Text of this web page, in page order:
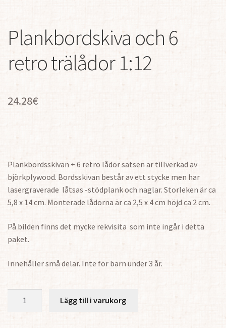
Plankbordskiva och 6
retro trälådor 1:12
24.28€
Plankbordsskivan + 6 retro lådor satsen är tillverkad av
björkplywood. Bordsskivan består av ett stycke men har
lasergraverade låtsas -stödplank och naglar. Storleken är ca
5,8 x 14 cm. Monterade lådorna är ca 2,5 x 4 cm höjd ca 2 cm.
På bilden finns det mycke rekvisita som inte ingår i detta
paket.
Innehåller små delar. Inte för barn under 3 år.
Lägg till i varukorg